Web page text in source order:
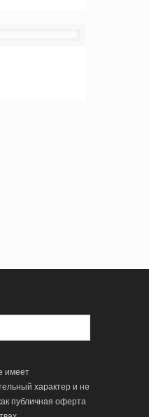
имеет
характер и не
публичная оферта